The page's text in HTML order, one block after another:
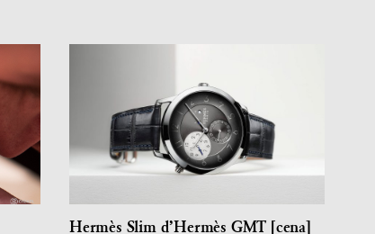
Hermès Slim d’Hermès GMT [cena]